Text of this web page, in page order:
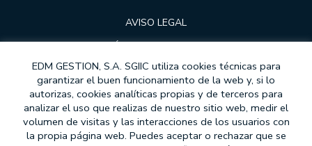
AVISO LEGAL
POLÍTICA DE PRIVACIDAD
COOKIES
PROTECCIÓN DE DATOS
MODELOS DE CONTRATOS
MIFID
EDM GESTION, S.A. SGIIC utiliza cookies técnicas para
garantizar el buen funcionamiento de la web y, si lo
autorizas, cookies analíticas propias y de terceros para
analizar el uso que realizas de nuestro sitio web, medir el
volumen de visitas y las interacciones de los usuarios con
la propia página web. Puedes aceptar o rechazar que se